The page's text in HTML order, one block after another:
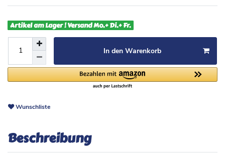
Artikel am Lager ! Versand Mo.+ Di.+ Fr.
In den Warenkorb
Wunschliste
Beschreibung